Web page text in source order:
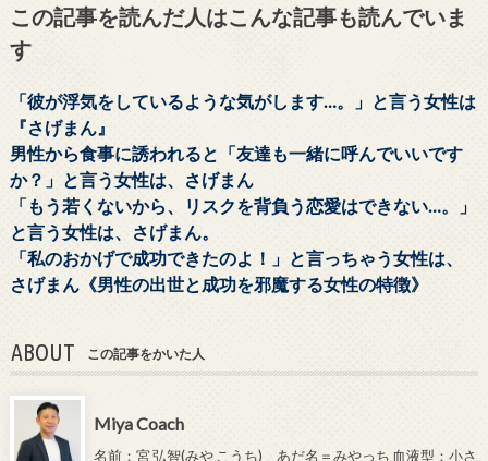
この記事を読んだ人はこんな記事も読んでいま
す
「彼が浮気をしているような気がします…。」と言う女性は
『さげまん』
男性から食事に誘われると「友達も一緒に呼んでいいです
か？」と言う女性は、さげまん
「もう若くないから、リスクを背負う恋愛はできない…。」
と言う女性は、さげまん。
「私のおかげで成功できたのよ！」と言っちゃう女性は、
さげまん《男性の出世と成功を邪魔する女性の特徴》
ABOUT この記事をかいた人
Miya Coach
名前：宮 弘智(みや こうち) あだ名＝みやっち 血液型：小さ